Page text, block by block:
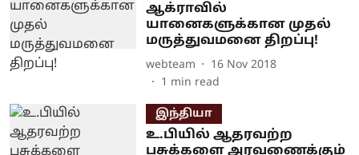
ஆக்ராவில்
யானைகளுக்கான முதல்
மருத்துவமனை திறப்பு!
webteam
16 Nov 2018
1 min read
இந்தியா
உ.பியில் ஆதரவற்ற
பசுக்களை அரவணைக்கும்